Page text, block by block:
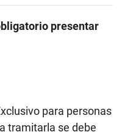
presentar
para personas
tramitarla se debe